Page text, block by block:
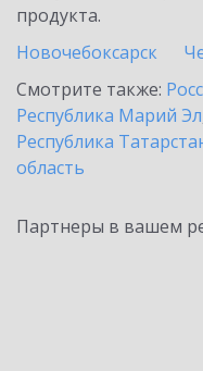
продукта.
Новочебоксарск
Смотрите также:
Республика Марий Эл
Республика
область
Партнеры в вашем